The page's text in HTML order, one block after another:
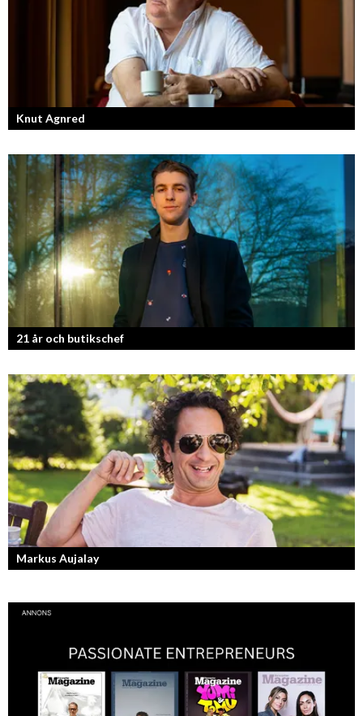
Knut Agnred
Knut Agnred är mannen och den tidlösa legenden inom spektakulära
utfall och dramatisk tänkvärdhet.
21 år och butikschef
Denis Manasiev Vukotic driver Teknikmagasinet mot nya framgångar!
Markus Aujalay
Sveriges tuffaste matjury är epitetet på juryn i Sveriges Mästerkock.